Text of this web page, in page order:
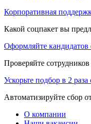
Корпоративная
Какой соцпакет вы
Оформляйте кандидатов
Проверяйте
Ускорьте подбор в 2 раза
Автоматизируйте сбор
О компании